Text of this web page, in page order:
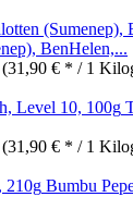
BenHelen,...
(31,90 € * / 1
(31,90 € * / 1
Bumbu